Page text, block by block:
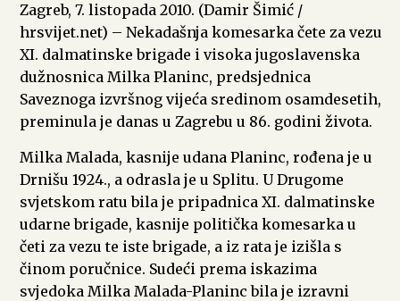
Zagreb, 7. listopada 2010. (Damir Šimić /
hrsvijet.net) – Nekadašnja komesarka čete za vezu
XI. dalmatinske brigade i visoka jugoslavenska
dužnosnica Milka Planinc, predsjednica
Saveznoga izvršnog vijeća sredinom osamdesetih,
preminula je danas u Zagrebu u 86. godini života.
Milka Malada, kasnije udana Planinc, rođena je u
Drnišu 1924., a odrasla je u Splitu. U Drugome
svjetskom ratu bila je pripadnica XI. dalmatinske
udarne brigade, kasnije politička komesarka u
četi za vezu te iste brigade, a iz rata je izišla s
činom poručnice. Sudeći prema iskazima
svjedoka Milka Malada-Planinc bila je izravni